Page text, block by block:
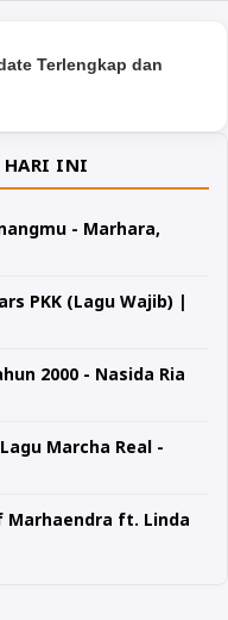
Terlengkap dan
HARI INI
- Marhara,
PKK (Lagu Wajib) |
2000 - Nasida Ria
Marcha Real -
Marhaendra ft. Linda